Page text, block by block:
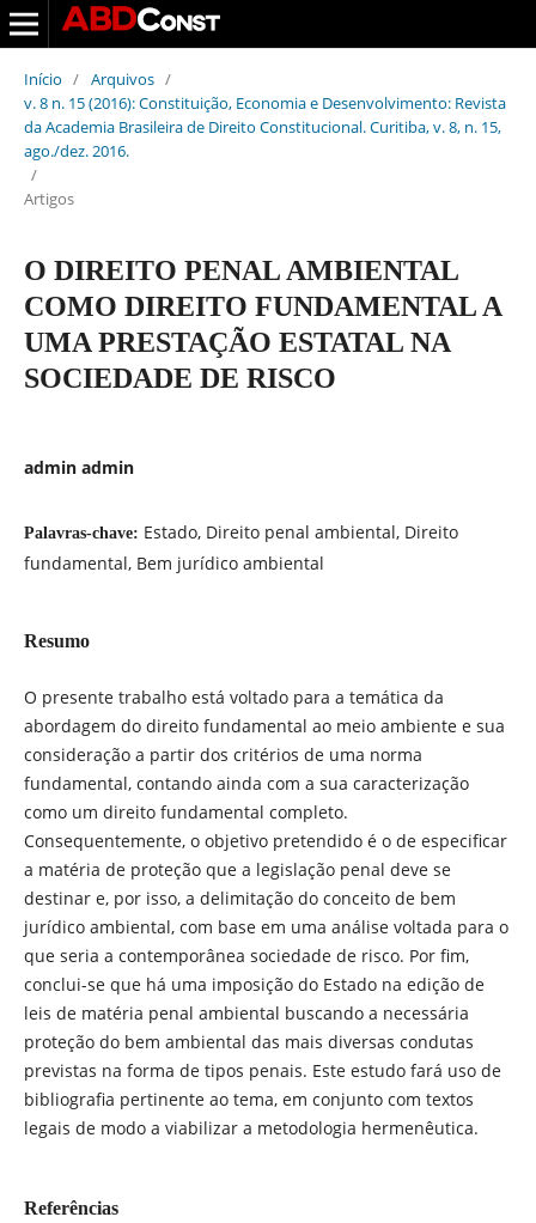
Início / Arquivos /
v. 8 n. 15 (2016): Constituição, Economia e Desenvolvimento: Revista
da Academia Brasileira de Direito Constitucional. Curitiba, v. 8, n. 15,
ago./dez. 2016.
/
Artigos
O DIREITO PENAL AMBIENTAL
COMO DIREITO FUNDAMENTAL A
UMA PRESTAÇÃO ESTATAL NA
SOCIEDADE DE RISCO
admin admin
Palavras-chave: Estado, Direito penal ambiental, Direito
fundamental, Bem jurídico ambiental
Resumo
O presente trabalho está voltado para a temática da
abordagem do direito fundamental ao meio ambiente e sua
consideração a partir dos critérios de uma norma
fundamental, contando ainda com a sua caracterização
como um direito fundamental completo.
Consequentemente, o objetivo pretendido é o de especificar
a matéria de proteção que a legislação penal deve se
destinar e, por isso, a delimitação do conceito de bem
jurídico ambiental, com base em uma análise voltada para o
que seria a contemporânea sociedade de risco. Por fim,
conclui-se que há uma imposição do Estado na edição de
leis de matéria penal ambiental buscando a necessária
proteção do bem ambiental das mais diversas condutas
previstas na forma de tipos penais. Este estudo fará uso de
bibliografia pertinente ao tema, em conjunto com textos
legais de modo a viabilizar a metodologia hermenêutica.
Referências